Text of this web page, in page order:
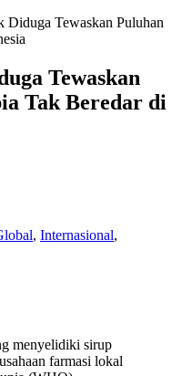
Tewaskan Puluhan
Tewaskan
Tak Beredar di
, Internasional,